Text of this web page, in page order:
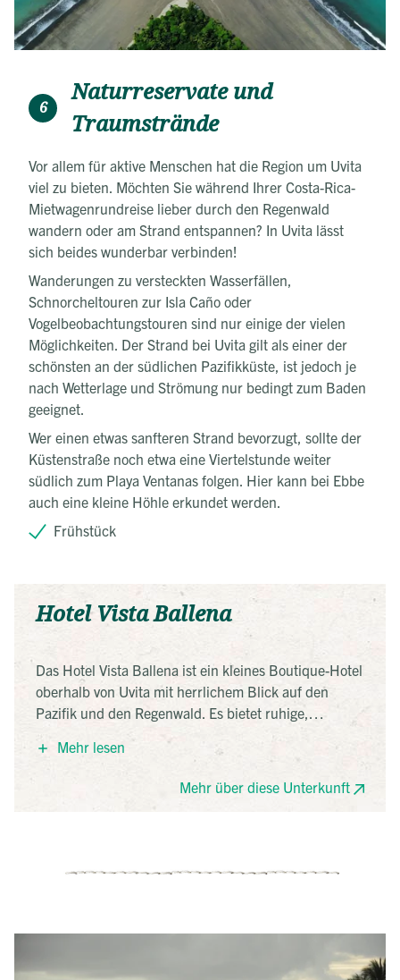
6
Naturreservate und
Traumstrände
Vor allem für aktive Menschen hat die Region um Uvita
viel zu bieten. Möchten Sie während Ihrer Costa-Rica-
Mietwagenrundreise lieber durch den Regenwald
wandern oder am Strand entspannen? In Uvita lässt
sich beides wunderbar verbinden!
Wanderungen zu versteckten Wasserfällen,
Schnorcheltouren zur Isla Caño oder
Vogelbeobachtungstouren sind nur einige der vielen
Möglichkeiten. Der Strand bei Uvita gilt als einer der
schönsten an der südlichen Pazifikküste, ist jedoch je
nach Wetterlage und Strömung nur bedingt zum Baden
geeignet.
Wer einen etwas sanfteren Strand bevorzugt, sollte der
Küstenstraße noch etwa eine Viertelstunde weiter
südlich zum Playa Ventanas folgen. Hier kann bei Ebbe
auch eine kleine Höhle erkundet werden.
Frühstück
Hotel Vista Ballena
Das Hotel Vista Ballena ist ein kleines Boutique-Hotel
oberhalb von Uvita mit herrlichem Blick auf den
Pazifik und den Regenwald. Es bietet ruhige,
naturnahe Erholung, einen Infinity-Pool, Restaurant
und komfortable Zimmer, oft mit Meerblick. Durch
sich ideal für Naturerlebnisse wie
Mehr lesen
Mehr über diese Unterkunft